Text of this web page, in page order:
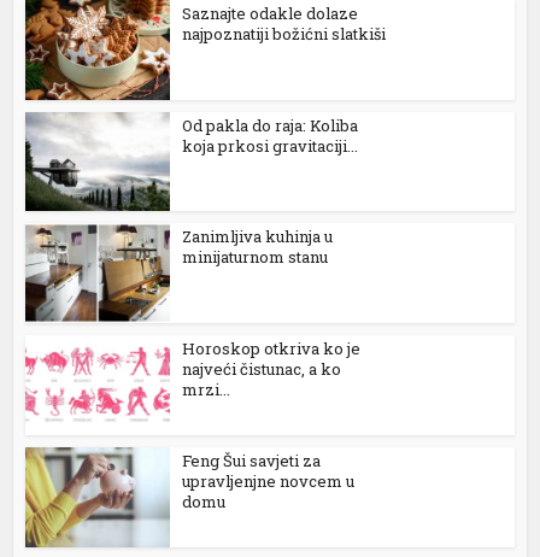
Saznajte odakle dolaze
najpoznatiji božićni slatkiši
Od pakla do raja: Koliba
koja prkosi gravitaciji...
Zanimljiva kuhinja u
minijaturnom stanu
Horoskop otkriva ko je
najveći čistunac, a ko
mrzi...
Feng Šui savjeti za
upravljenjne novcem u
domu